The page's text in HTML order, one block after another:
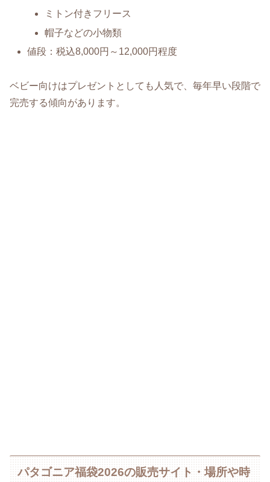
ミトン付きフリース
帽子などの小物類
値段：税込8,000円～12,000円程度
ベビー向けはプレゼントとしても人気で、毎年早い段階で
完売する傾向があります。
パタゴニア福袋2026の販売サイト・場所や時